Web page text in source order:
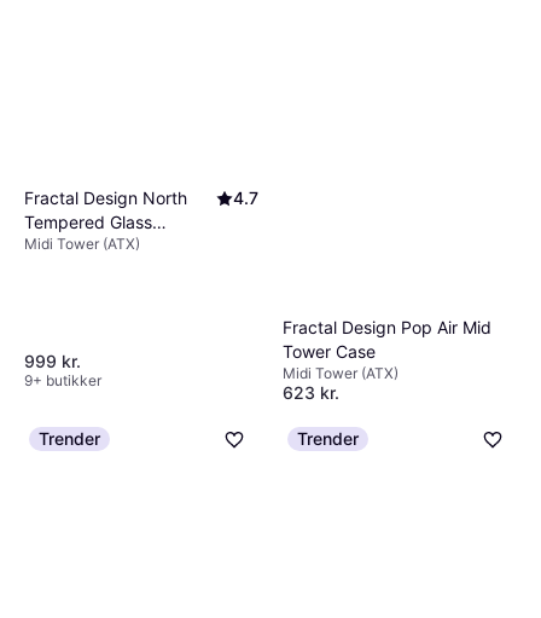
Fractal Design North
Tempered Glass
Charcoal Black
4.7
Midi Tower (ATX)
999 kr.
9+ butikker
Fractal Design Pop Air Mid
Tower Case
Midi Tower (ATX)
623 kr.
9 butikker
Trender Trender